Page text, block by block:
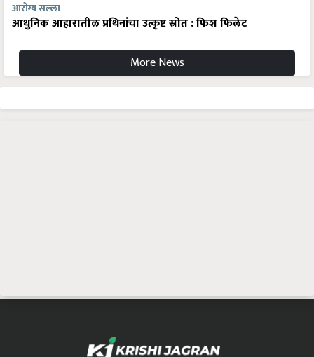
आरोग्य सल्ला
आधुनिक आहारातील प्रथिनांचा उत्कृष्ट स्रोत : फिश फिलेट
More News